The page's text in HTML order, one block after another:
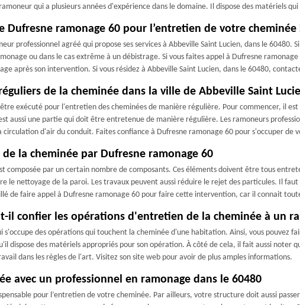
qui a plusieurs années d'expérience dans le domaine. Il dispose des matériels
Dufresne ramonage 60 pour l’entretien de votre cheminée
professionnel agréé qui propose ses services à Abbeville Saint Lucien, dans le 60480.
ou dans le cas extrême à un débistrage. Si vous faites appel à Dufresne
après son intervention. Si vous résidez à Abbeville Saint Lucien, dans le 60480,
de la cheminée dans la ville de Abbeville Saint
exécuté pour l'entretien des cheminées de manière régulière. Pour commencer, il
aussi une partie qui doit être entretenue de manière régulière. Les ramoneurs
circulation d'air du conduit. Faites confiance à Dufresne ramonage 60 pour s'occuper
la cheminée par Dufresne ramonage 60
composée par un certain nombre de composants. Ces éléments doivent être tous
le nettoyage de la paroi. Les travaux peuvent aussi réduire le rejet des particules. Il
de faire appel à Dufresne ramonage 60 pour faire cette intervention, car il connait
il confier les opérations d'entretien de la cheminée à un
s'occupe des opérations qui touchent la cheminée d'une habitation. Ainsi, vous pouvez
dispose des matériels appropriés pour son opération. À côté de cela, il fait aussi noter
dans les règles de l'art. Visitez son site web pour avoir de plus amples informations.
avec un professionnel en ramonage dans le 60480
pour l’entretien de votre cheminée. Par ailleurs, votre structure doit aussi